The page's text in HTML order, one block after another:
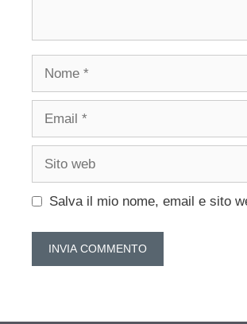
Nome
Email
Sito
Salva il mio nome, email e sito